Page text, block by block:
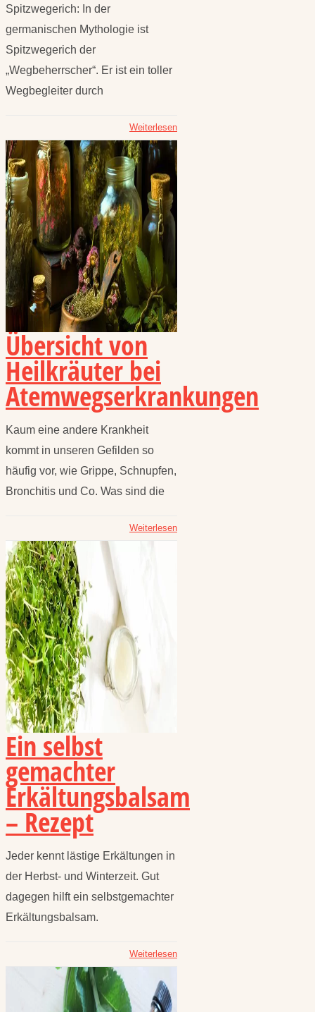
Spitzwegerich: In der
germanischen Mythologie ist
Spitzwegerich der
„Wegbeherrscher“. Er ist ein toller
Wegbegleiter durch
Weiterlesen
Übersicht von
Heilkräuter bei
Atemwegserkrankungen
Kaum eine andere Krankheit
kommt in unseren Gefilden so
häufig vor, wie Grippe, Schnupfen,
Bronchitis und Co. Was sind die
Weiterlesen
Ein selbst
gemachter
Erkältungsbalsam
– Rezept
Jeder kennt lästige Erkältungen in
der Herbst- und Winterzeit. Gut
dagegen hilft ein selbstgemachter
Erkältungsbalsam.
Weiterlesen